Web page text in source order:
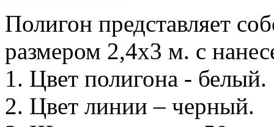
Полигон представляет
размером 2,4x3 м. с
1. Цвет полигона - белый.
2. Цвет линии – черный.